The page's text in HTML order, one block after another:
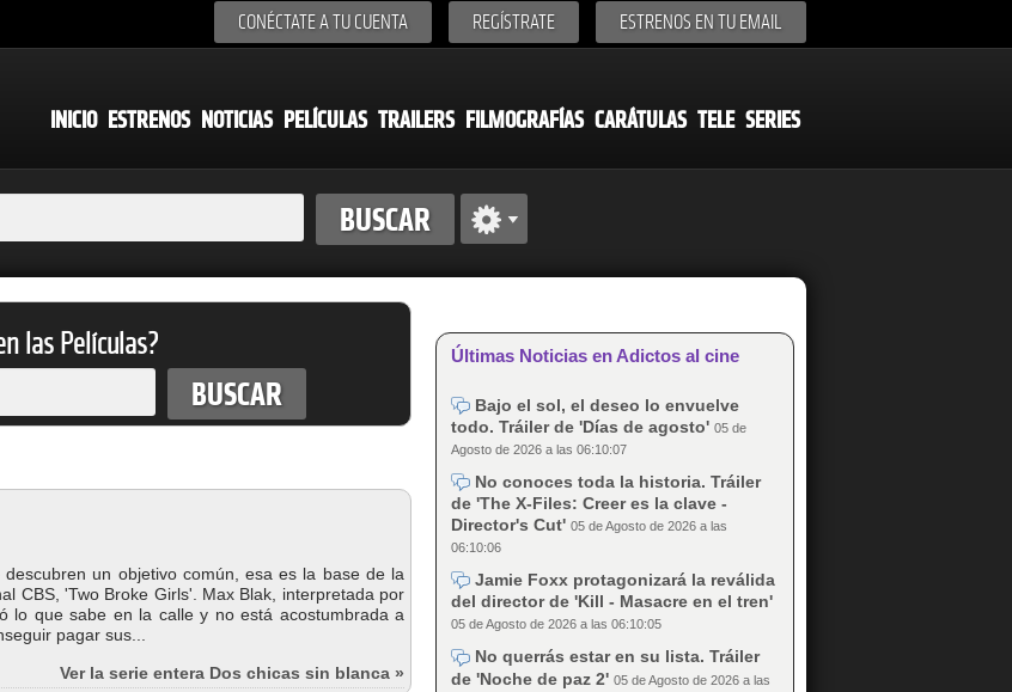
CONÉCTATE A TU CUENTA REGÍSTRATE ESTRENOS EN TU EMAIL
INICIO ESTRENOS NOTICIAS PELÍCULAS TRAILERS FILMOGRAFÍAS CARÁTULAS TELE SERIES
las Películas?
un objetivo común, esa es la base de la
CBS, 'Two Broke Girls'. Max Blak, interpretada por
lo que sabe en la calle y no está acostumbrada a
pagar sus...
Ver la serie entera Dos chicas sin blanca »
Últimas Noticias en Adictos al cine
Bajo el sol, el deseo lo envuelve
todo. Tráiler de 'Días de agosto' 05 de
Agosto de 2026 a las 06:10:07
No conoces toda la historia. Tráiler
de 'The X-Files: Creer es la clave -
Director's Cut' 05 de Agosto de 2026 a las
06:10:06
Jamie Foxx protagonizará la reválida
del director de 'Kill - Masacre en el tren'
05 de Agosto de 2026 a las 06:10:05
No querrás estar en su lista. Tráiler
de 'Noche de paz 2' 05 de Agosto de 2026 a las